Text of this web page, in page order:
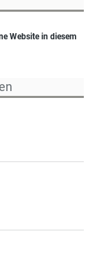
Website in diesem